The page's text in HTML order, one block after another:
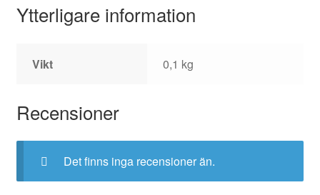
Ytterligare information
Vikt 0,1 kg
Recensioner
Det finns inga recensioner än.